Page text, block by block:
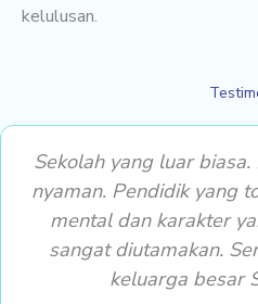
kelulusan.
Sekolah yang luar
nyaman. Pendidik yang
mental dan karakter
sangat diutamakan.
keluarga besar